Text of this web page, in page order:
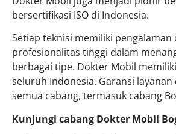
bersertifikasi ISO di Indonesia.
Setiap teknisi memiliki pengalaman
profesionalitas tinggi dalam
berbagai tipe. Dokter Mobil
seluruh Indonesia. Garansi
semua cabang, termasuk cabang
Kunjungi cabang Dokter Mobil